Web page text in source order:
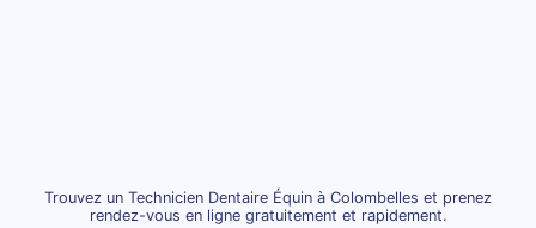
Trouvez un Technicien Dentaire Équin à Colombelles et prenez
rendez-vous en ligne gratuitement et rapidement.